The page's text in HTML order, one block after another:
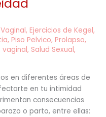
, Ejercicios de Kegel,
, Piso Pelvico, Prolapso,
vaginal, Salud Sexual,
en diferentes áreas de
en tu intimidad
consecuencias
o parto, entre ellas: